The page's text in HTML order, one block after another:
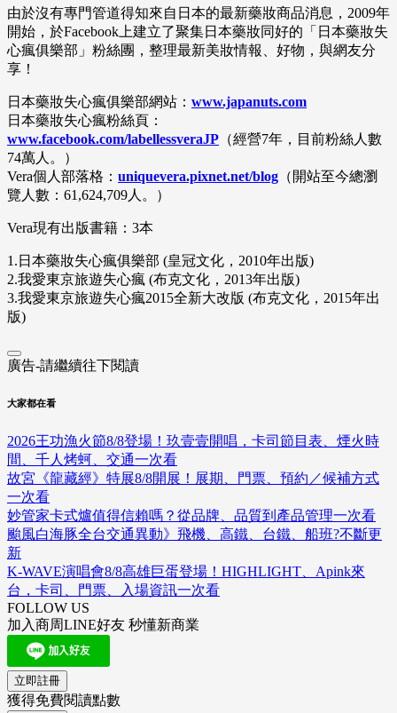
由於沒有專門管道得知來自日本的最新藥妝商品消息，2009年
開始，於Facebook上建立了聚集日本藥妝同好的「日本藥妝失
心瘋俱樂部」粉絲團，整理最新美妝情報、好物，與網友分
享！
日本藥妝失心瘋俱樂部網站： www.japanuts.com
日本藥妝失心瘋粉絲頁：
www.facebook.com/labellessveraJP （經營7年，目前粉絲人數
74萬人。）
Vera個人部落格： uniquevera.pixnet.net/blog （開站至今總瀏
覽人數：61,624,709人。）
Vera現有出版書籍：3本
1.日本藥妝失心瘋俱樂部 (皇冠文化，2010年出版)
2.我愛東京旅遊失心瘋 (布克文化，2013年出版)
3.我愛東京旅遊失心瘋2015全新大改版 (布克文化，2015年出
版)
廣告-請繼續往下閱讀
大家都在看
2026王功漁火節8/8登場！玖壹壹開唱，卡司節目表、煙火時
間、千人烤蚵、交通一次看
故宮《龍藏經》特展8/8開展！展期、門票、預約／候補方式
一次看
妙管家卡式爐值得信賴嗎？從品牌、品質到產品管理一次看
颱風白海豚全台交通異動》飛機、高鐵、台鐵、船班?不斷更
新
K-WAVE演唱會8/8高雄巨蛋登場！HIGHLIGHT、Apink來
台，卡司、門票、入場資訊一次看
FOLLOW US
加入商周LINE好友 秒懂新商業
立即註冊
獲得免費閱讀點數